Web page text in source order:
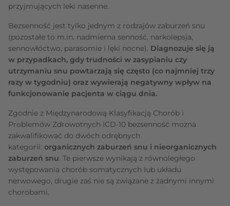
przyjmujących leki nasenne.
Bezsenność jest tylko jednym z rodzajów zaburzeń snu
(pozostałe to m.in. nadmierna senność, narkolepsja,
sennowłóctwo, parasomie i lęki nocne). Diagnozuje się ją
w przypadkach, gdy trudności w zasypianiu czy
utrzymaniu snu powtarzają się często (co najmniej trzy
razy w tygodniu) oraz wywierają negatywny wpływ na
funkcjonowanie pacjenta w ciągu dnia.
Zgodnie z Międzynarodową Klasyfikacją Chorób i
Problemów Zdrowotnych ICD-10 bezsenność można
zakwalifikować do dwóch odrębnych
kategorii: organicznych zaburzeń snu i nieorganicznych
zaburzeń snu. Te pierwsze wynikają z równoległego
występowania chorób somatycznych lub układu
nerwowego, drugie zaś nie są związane z żadnymi innymi
chorobami.